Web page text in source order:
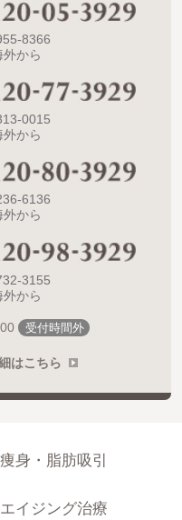
8366
外から
0015
外から
6136
外から
3155
外から
受付時間外
はこちら
痩身・脂肪吸引
エイジング治療